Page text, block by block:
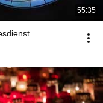
55:35